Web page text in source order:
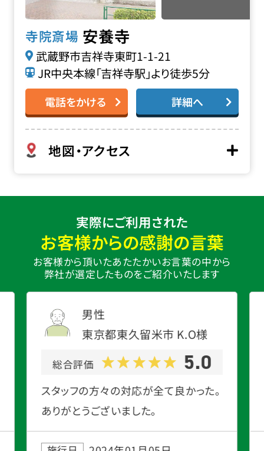
寺院斎場 安養寺
武蔵野市吉祥寺東町1-1-21
JR中央本線「吉祥寺駅」より徒歩5分
電話をかける 詳細へ
地図・アクセス
実際にご利用された
お客様からの感謝の言葉
お客様から頂いたあたたかいお言葉の中から
弊社が選定したものをご紹介いたします
男性
東京都東久留米市 K.O様
総合評価 5.0
スタッフの方々の対応が全て良かった。
ありがとうございました。